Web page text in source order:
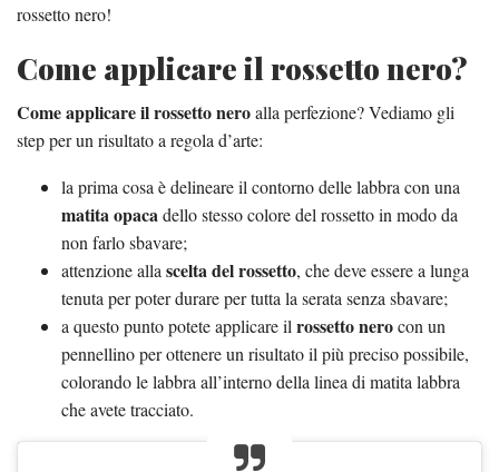
rossetto nero!
Come applicare il rossetto nero?
Come applicare il rossetto neroalla perfezione? Vediamo gli
step per un risultato a regola d’arte:
la prima cosa è delineare il contorno delle labbra con una
matita opacadello stesso colore del rossetto in modo da
non farlo sbavare;
attenzione alla scelta del rossetto, che deve essere a lunga
tenuta per poter durare per tutta la serata senza sbavare;
a questo punto potete applicare il rossetto nerocon un
pennellino per ottenere un risultato il più preciso possibile,
colorando le labbra all’interno della linea di matita labbra
che avete tracciato.